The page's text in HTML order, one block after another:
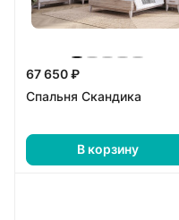
67 650 ₽
Спальня Скандика
В корзину